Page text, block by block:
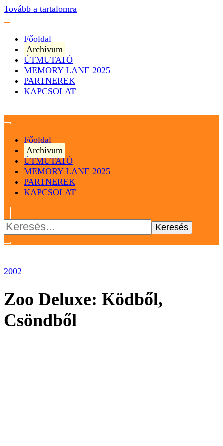
Tovább a tartalomra
Főoldal
Archívum
ÚTMUTATÓ
MEMORY LANE 2025
PARTNEREK
KAPCSOLAT
Magyar Hip Hop Archívum
Magyarország
Főoldal
Archívum
ÚTMUTATÓ
MEMORY LANE 2025
PARTNEREK
KAPCSOLAT
Keresés:
2002
Zoo Deluxe: Ködből,
Csöndből